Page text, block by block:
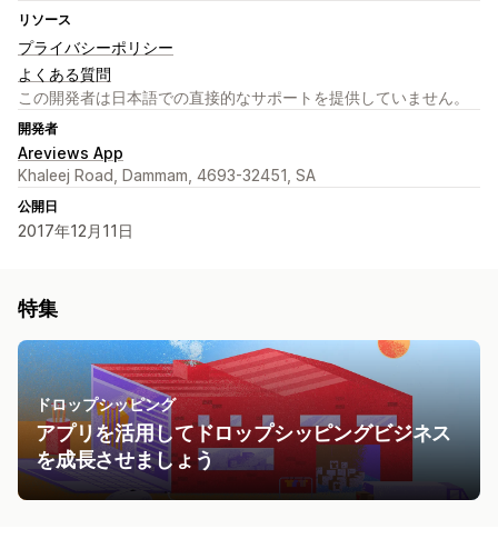
リソース
プライバシーポリシー
よくある質問
この開発者は日本語での直接的なサポートを提供していません。
開発者
Areviews App
Khaleej Road, Dammam, 4693-32451, SA
公開日
2017年12月11日
特集
ドロップシッピング
アプリを活用してドロップシッピングビジネス
を成長させましょう